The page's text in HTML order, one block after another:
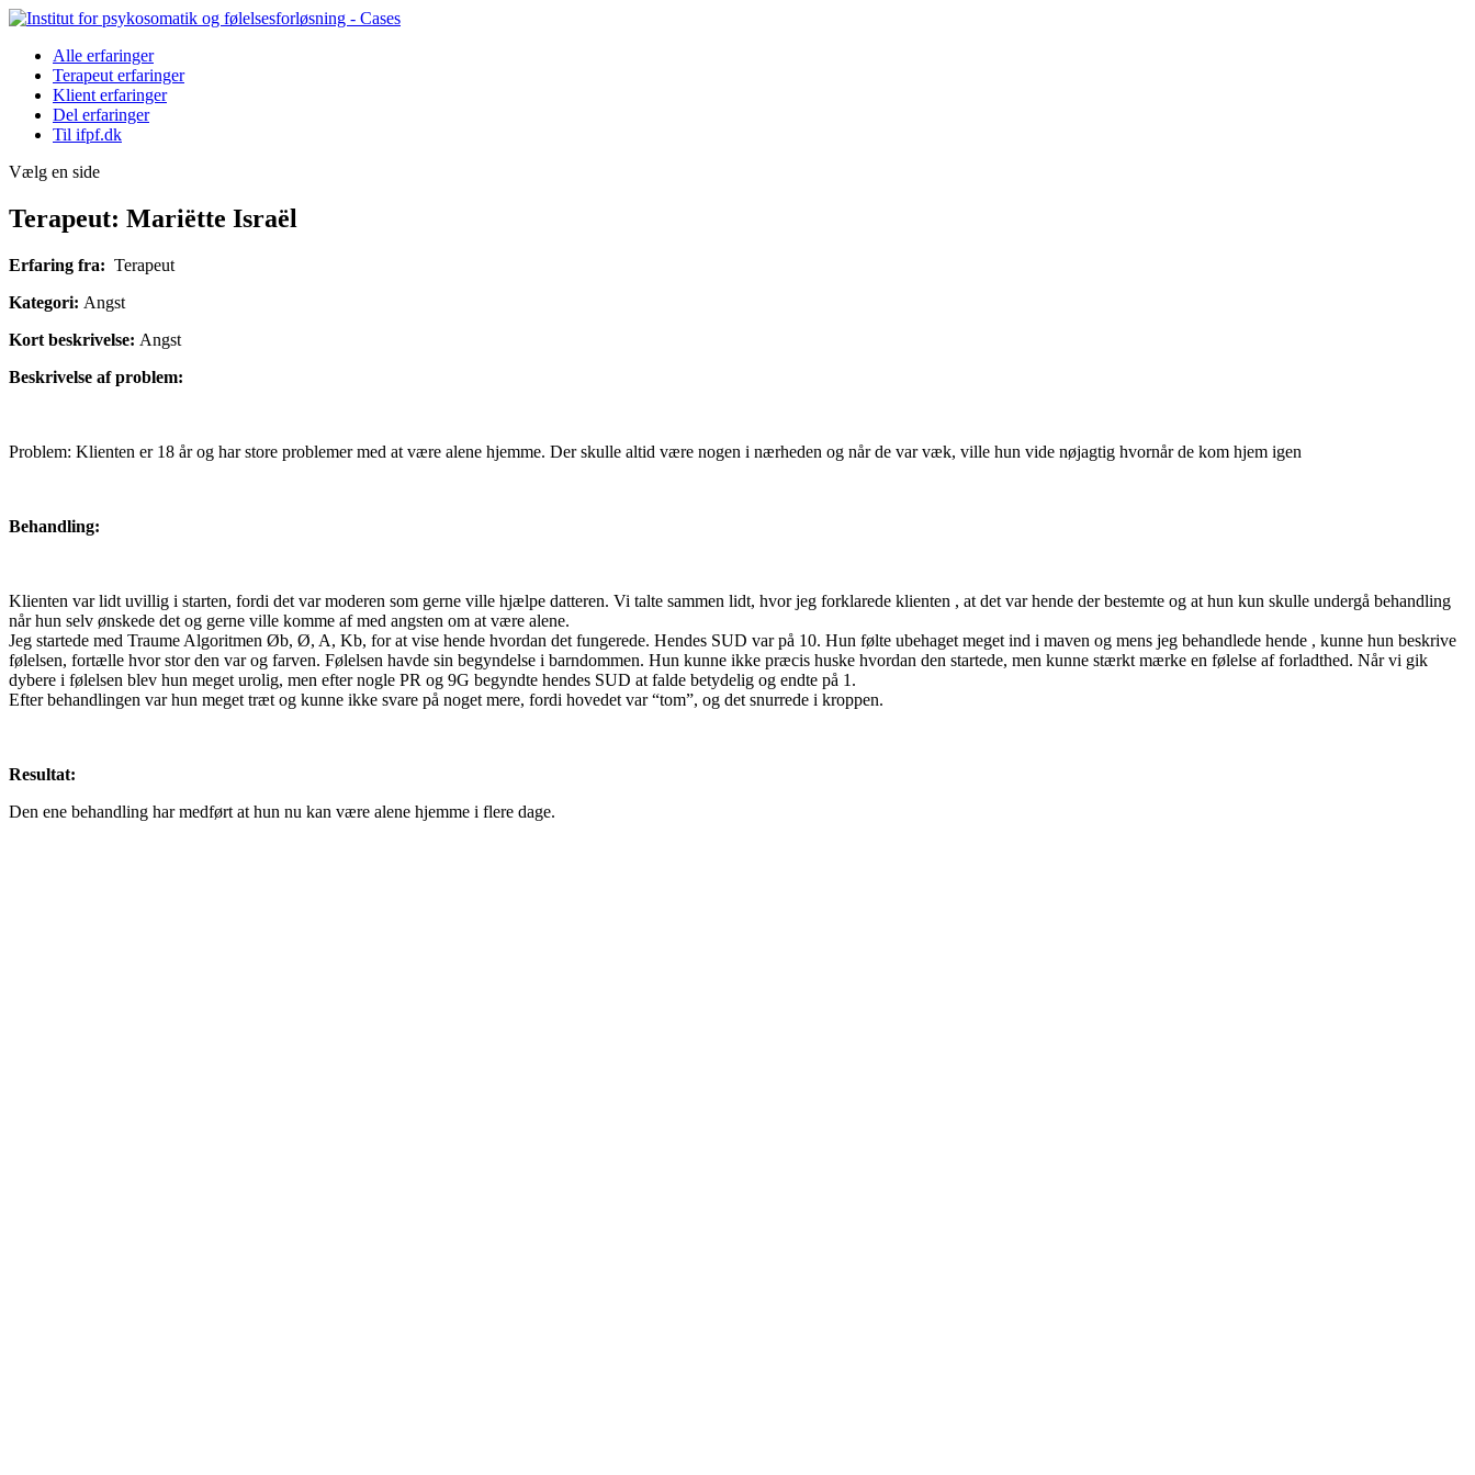
Alle erfaringer
Terapeut erfaringer
Klient erfaringer
Del erfaringer
Til ifpf.dk
Vælg en side
Terapeut: Mariëtte Israël
Erfaring fra: Terapeut
Kategori: Angst
Kort beskrivelse: Angst
Beskrivelse af problem:
Problem: Klienten er 18 år og har store problemer med at være alene hjemme. Der skulle altid være nogen i nærheden og når de var væk, ville hun vide nøjagtig hvornår de kom hjem igen
Behandling:
Klienten var lidt uvillig i starten, fordi det var moderen som gerne ville hjælpe datteren. Vi talte sammen lidt, hvor jeg forklarede klienten , at det var hende der bestemte og at hun kun skulle undergå behandling
når hun selv ønskede det og gerne ville komme af med angsten om at være alene.
Jeg startede med Traume Algoritmen Øb, Ø, A, Kb, for at vise hende hvordan det fungerede. Hendes SUD var på 10. Hun følte ubehaget meget ind i maven og mens jeg behandlede hende , kunne hun beskrive
følelsen, fortælle hvor stor den var og farven. Følelsen havde sin begyndelse i barndommen. Hun kunne ikke præcis huske hvordan den startede, men kunne stærkt mærke en følelse af forladthed. Når vi gik
dybere i følelsen blev hun meget urolig, men efter nogle PR og 9G begyndte hendes SUD at falde betydelig og endte på 1.
Efter behandlingen var hun meget træt og kunne ikke svare på noget mere, fordi hovedet var “tom”, og det snurrede i kroppen.
Resultat:
Den ene behandling har medført at hun nu kan være alene hjemme i flere dage.